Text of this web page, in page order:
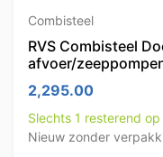
Combisteel
RVS Combisteel
afvoer/
2,295.00
Slechts 1 resterend
Nieuw zonder